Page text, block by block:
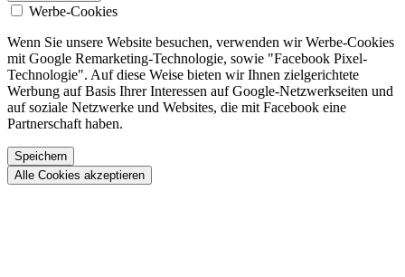
Werbe-Cookies
Wenn Sie unsere Website besuchen, verwenden wir Werbe-Cookies
mit Google Remarketing-Technologie, sowie "Facebook Pixel-
Technologie". Auf diese Weise bieten wir Ihnen zielgerichtete
Werbung auf Basis Ihrer Interessen auf Google-Netzwerkseiten und
auf soziale Netzwerke und Websites, die mit Facebook eine
Partnerschaft haben.
Speichern
Alle Cookies akzeptieren